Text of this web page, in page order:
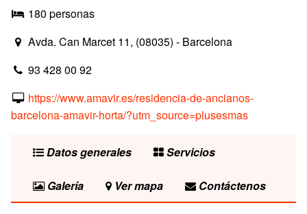
180 personas
Avda. Can Marcet 11, (08035) - Barcelona
93 428 00 92
https://www.amavir.es/residencia-de-ancianos-
barcelona-amavir-horta/?utm_source=plusesmas
Datos generales Servicios
Galería Ver mapa Contáctenos